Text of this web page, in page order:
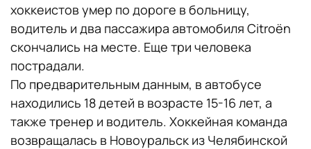
хоккеистов умер по дороге в больницу,
водитель и два пассажира автомобиля Citroën
скончались на месте. Еще три человека
пострадали.
По предварительным данным, в автобусе
находились 18 детей в возрасте 15-16 лет, а
также тренер и водитель. Хоккейная команда
возвращалась в Новоуральск из Челябинской